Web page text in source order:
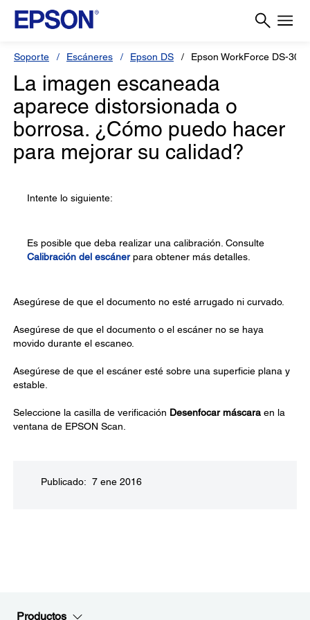
Soporte Escáneres Epson DS Epson WorkForce DS-30
La imagen escaneada
aparece distorsionada o
borrosa. ¿Cómo puedo hacer
para mejorar su calidad?
Intente lo siguiente:
Es posible que deba realizar una calibración. Consulte
Calibración del escánerpara obtener más detalles.
Asegúrese de que el documento no esté arrugado ni curvado.
Asegúrese de que el documento o el escáner no se haya
movido durante el escaneo.
Asegúrese de que el escáner esté sobre una superficie plana y
estable.
Seleccione la casilla de verificación Desenfocar máscara en la
ventana de EPSON Scan.
Publicado: 7 ene 2016
Productos